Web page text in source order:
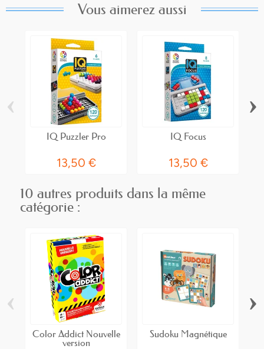
Vous aimerez aussi
IQ Puzzler Pro
13,50 €
IQ Focus
13,50 €
‹ ›
10 autres produits dans la même
catégorie :
Color Addict Nouvelle
version
Sudoku Magnétique
‹ ›